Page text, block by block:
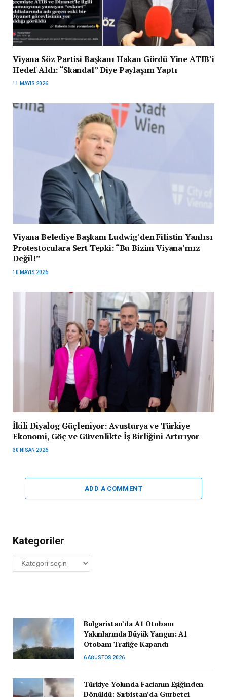
Viyana Söz Partisi Başkanı Hakan Gördü Yine ATIB’i
Hedef Aldı: “Skandal” Diye Paylaşım Yaptı
11 MAYIS 2026
Viyana Belediye Başkanı Ludwig’den Filistin Yanlısı
Protestoculara Sert Tepki: “Bu Bizim Viyana’mız
Değil!”
10 MAYIS 2026
İkili Diyalog Güçleniyor: Avusturya ve Türkiye
Ekonomi, Göç ve Güvenlikte İş Birliğini Artırıyor
30 NISAN 2026
ADD A COMMENT
Kategoriler
Kategoriler
Bulgaristan’da A1 Otobanı
Yakınlarında Büyük Yangın: A1
Otobanı Trafiğe Kapandı
6 AĞUSTOS 2026
Türkiye Yolunda Facianın Eşiğinden
Dönüldü: Sırbistan’da Gurbetçi